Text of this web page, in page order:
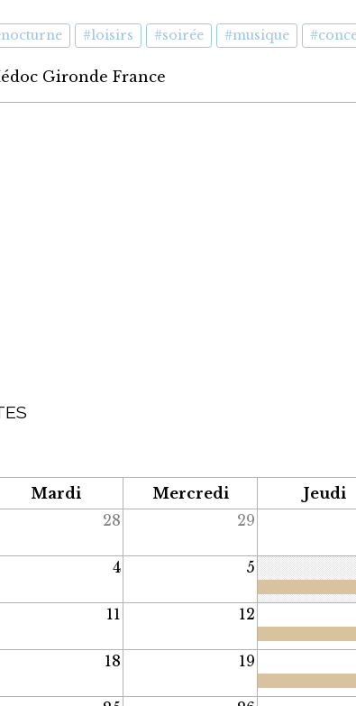
#loisirs #soirée #musique
Gironde France
Mardi Mercredi Jeudi
28 29
4 5
11 12
18 19